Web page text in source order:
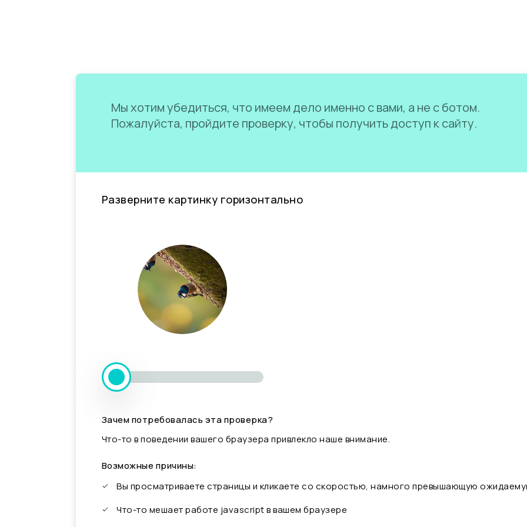
Мы хотим убедиться, что имеем дело именно с вами, а не с ботом.
Пожалуйста, пройдите проверку, чтобы получить доступ к сайту.
Разверните картинку горизонтально
Зачем потребовалась эта проверка?
Что-то в поведении вашего браузера привлекло наше внимание.
Возможные причины:
Вы просматриваете страницы и кликаете со скоростью, намного превышающую
Что-то мешает работе javascript в вашем браузере